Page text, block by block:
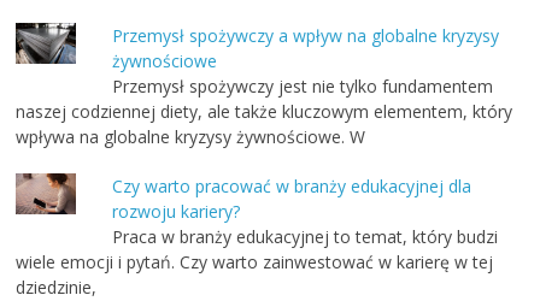
Przemysł spożywczy a wpływ na globalne kryzysy
żywnościowe
Przemysł spożywczy jest nie tylko fundamentem
naszej codziennej diety, ale także kluczowym elementem, który
wpływa na globalne kryzysy żywnościowe. W
Czy warto pracować w branży edukacyjnej dla
rozwoju kariery?
Praca w branży edukacyjnej to temat, który budzi
wiele emocji i pytań. Czy warto zainwestować w karierę w tej
dziedzinie,